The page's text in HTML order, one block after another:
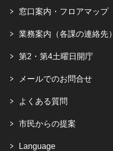
窓口案内・フロアマップ
業務案内（各課の連絡先）
第2・第4土曜日開庁
メールでのお問合せ
よくある質問
市民からの提案
Language